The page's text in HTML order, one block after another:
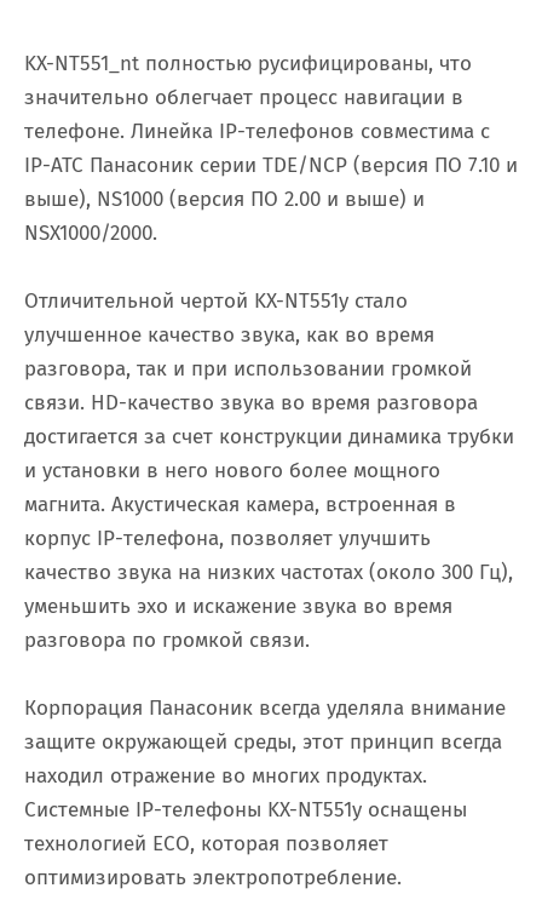
KX-NT551_nt полностью русифицированы, что
значительно облегчает процесс навигации в
телефоне. Линейка IP-телефонов совместима с
IP-АТС Панасоник серии TDE/NCP (версия ПО 7.10 и
выше), NS1000 (версия ПО 2.00 и выше) и
NSX1000/2000.
Отличительной чертой KX-NT551y стало
улучшенное качество звука, как во время
разговора, так и при использовании громкой
связи. НD-качество звука во время разговора
достигается за счет конструкции динамика трубки
и установки в него нового более мощного
магнита. Акустическая камера, встроенная в
корпус IP-телефона, позволяет улучшить
качество звука на низких частотах (около 300 Гц),
уменьшить эхо и искажение звука во время
разговора по громкой связи.
Корпорация Панасоник всегда уделяла внимание
защите окружающей среды, этот принцип всегда
находил отражение во многих продуктах.
Системные IP-телефоны KX-NT551y оснащены
технологией ECO, которая позволяет
оптимизировать электропотребление.